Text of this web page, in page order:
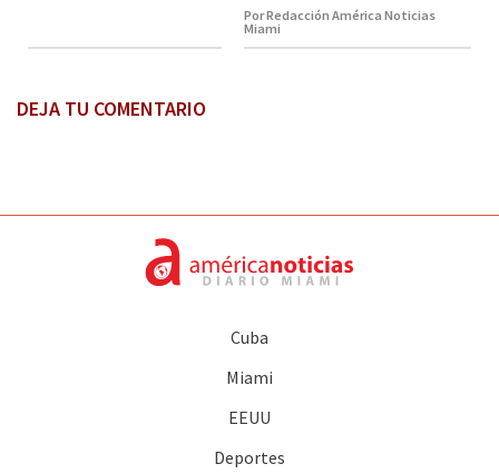
Por Redacción América Noticias
Miami
DEJA TU COMENTARIO
Cuba
Miami
EEUU
Deportes